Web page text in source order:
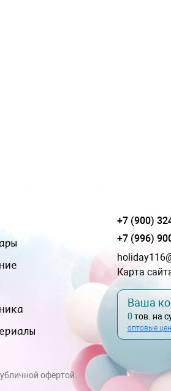
+7 (900)
+7 (996)
Карта
Ваша
0 тов. на
оптовые
офертой.